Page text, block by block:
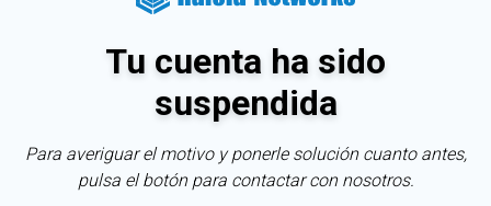
Tu cuenta ha sido
suspendida
Para averiguar el motivo y ponerle solución cuanto antes,
pulsa el botón para contactar con nosotros.